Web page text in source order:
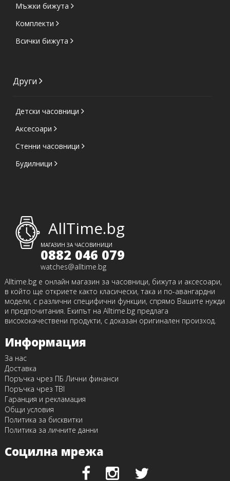
Мъжки бижута
Комплекти
Всички бижута
Други
Детски часовници
Аксесоари
Стенни часовници
Будилници
AllTime.bg
МАГАЗИН ЗА ЧАСОВИНИЦИ
0882 046 079
watches@alltime.bg
Alltime.bg е онлайн магазин за часовници, бижута и аксесоари,
в който ще откриете както класически, така и по-авангардни
модели, с различни специфични функции, спрямо Вашите нужди
и предпочитания. Екипът на Alltime.bg предлага
висококачествени продукти, с доказан оригинален произход.
Информация
За нас
Доставка
Поръчка чрез ПБ Лични финанси
Поръчка чрез TBI
Гаранция и рекламация
Общи условия
Политика за бисквитки
Политика за личните данни
Социлна мрежа